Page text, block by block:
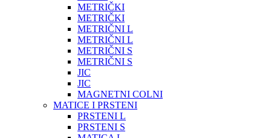
METRIČKI
METRIČKI
METRIČNI L
METRIČNI L
METRIČNI S
METRIČNI S
JIC
JIC
MAGNETNI COLNI
MATICE I PRSTENI
PRSTENI L
PRSTENI S